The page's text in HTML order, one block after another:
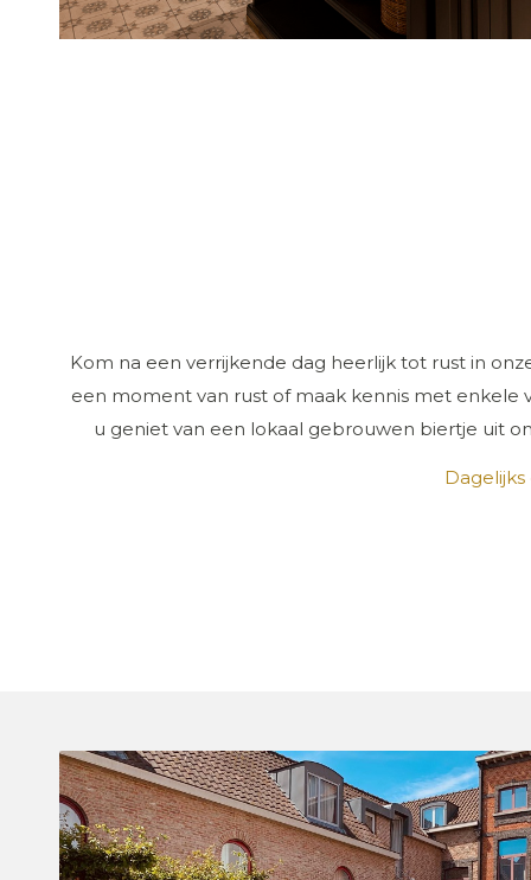
Kom na een verrijkende dag heerlijk tot rust in
een moment van rust of maak kennis met enkele
u geniet van een lokaal gebrouwen biertje uit